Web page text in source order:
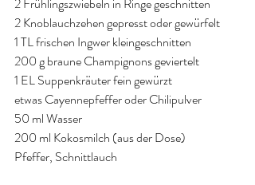
2 Frühlingszwiebeln in Ringe geschnitten
2 Knoblauchzehen gepresst oder gewürfelt
1 TL frischen Ingwer kleingeschnitten
200 g braune Champignons geviertelt
1 EL Suppenkräuter fein gewürzt
etwas Cayennepfeffer oder Chilipulver
50 ml Wasser
200 ml Kokosmilch (aus der Dose)
Pfeffer, Schnittlauch